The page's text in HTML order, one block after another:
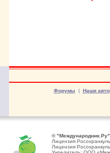
Форумы | Наши
© "Международник.Ру"
Лицензия
Лицензия